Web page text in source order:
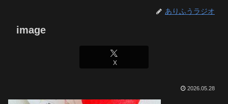
ありふうラジオ
image
X
2026.05.28